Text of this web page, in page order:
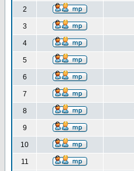
2
3
4
5
6
7
8
9
10
11